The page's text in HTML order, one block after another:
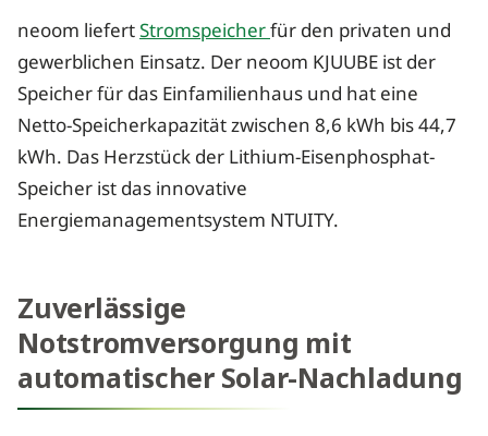
neoom liefertStromspeicherfür den privaten und
gewerblichen Einsatz. Der neoom KJUUBE ist der
Speicher für das Einfamilienhaus und hat eine
Netto-Speicherkapazität zwischen 8,6 kWh bis 44,7
kWh. Das Herzstück der Lithium-Eisenphosphat-
Speicher ist das innovative
Energiemanagementsystem NTUITY.
Zuverlässige
Notstromversorgung mit
automatischer Solar-Nachladung